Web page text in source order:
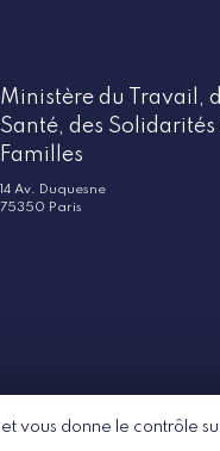
vous donne le contrôle
Ministère du Travail,
Santé, des Solidarités
Familles
14 Av. Duquesne
75350 Paris